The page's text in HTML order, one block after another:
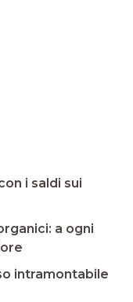
i saldi sui
a ogni
intramontabile